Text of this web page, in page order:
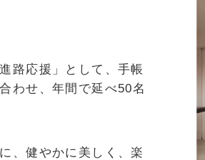
路応援」として、手帳
わせ、年間で延べ50名
、健やかに美しく、楽